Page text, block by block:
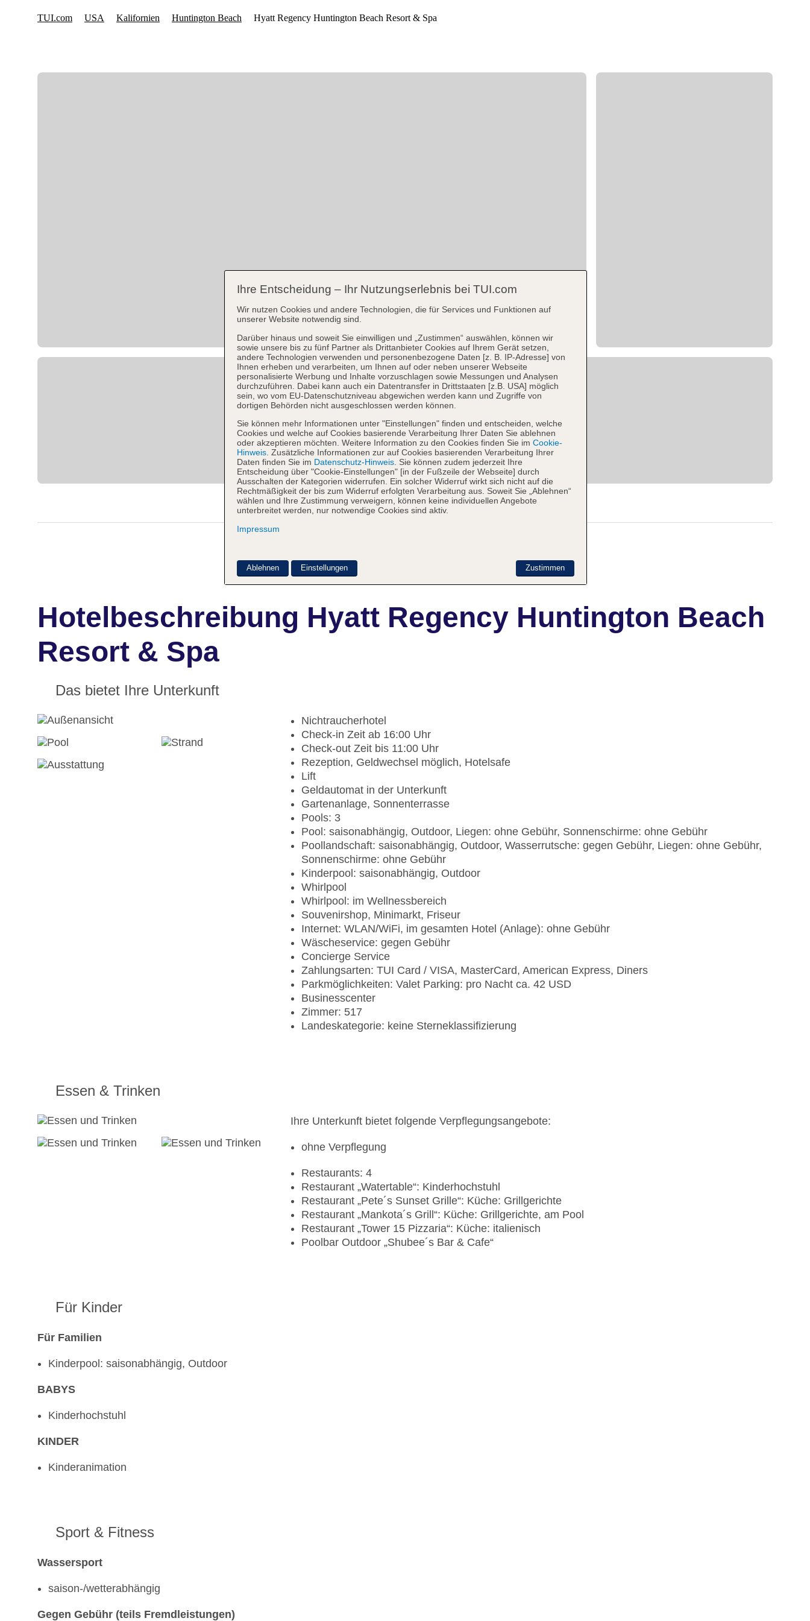
Hotelbeschreibung Hyatt Regency Huntington Beach
Resort & Spa
Das bietet Ihre Unterkunft
Nichtraucherhotel
Check-in Zeit ab 16:00 Uhr
Check-out Zeit bis 11:00 Uhr
Rezeption, Geldwechsel möglich, Hotelsafe
Lift
Geldautomat in der Unterkunft
Gartenanlage, Sonnenterrasse
Pools: 3
Pool: saisonabhängig, Outdoor, Liegen: ohne Gebühr, Sonnenschirme: ohne Gebühr
Poollandschaft: saisonabhängig, Outdoor, Wasserrutsche: gegen Gebühr, Liegen: ohne Gebühr,
Sonnenschirme: ohne Gebühr
Kinderpool: saisonabhängig, Outdoor
Whirlpool
Whirlpool: im Wellnessbereich
Souvenirshop, Minimarkt, Friseur
Internet: WLAN/WiFi, im gesamten Hotel (Anlage): ohne Gebühr
Wäscheservice: gegen Gebühr
Concierge Service
Zahlungsarten: TUI Card / VISA, MasterCard, American Express, Diners
Parkmöglichkeiten: Valet Parking: pro Nacht ca. 42 USD
Businesscenter
Zimmer: 517
Landeskategorie: keine Sterneklassifizierung
Essen & Trinken
Ihre Unterkunft bietet folgende Verpflegungsangebote:
ohne Verpflegung
Restaurants: 4
Restaurant „Watertable“: Kinderhochstuhl
Restaurant „Pete´s Sunset Grille“: Küche: Grillgerichte
Restaurant „Mankota´s Grill“: Küche: Grillgerichte, am Pool
Restaurant „Tower 15 Pizzaria“: Küche: italienisch
Poolbar Outdoor „Shubee´s Bar & Cafe“
Für Kinder
Für Familien
Kinderpool: saisonabhängig, Outdoor
BABYS
Kinderhochstuhl
KINDER
Kinderanimation
Sport & Fitness
Wassersport
saison-/wetterabhängig
Gegen Gebühr (teils Fremdleistungen)
Ihre Entscheidung – Ihr Nutzungserlebnis bei TUI.com
Wir nutzen Cookies und andere Technologien, die für Services und Funktionen auf
unserer Website notwendig sind.
Darüber hinaus und soweit Sie einwilligen und „Zustimmen“ auswählen, können wir
sowie unsere bis zu fünf Partner als Drittanbieter Cookies auf Ihrem Gerät setzen,
andere Technologien verwenden und personenbezogene Daten [z. B. IP-Adresse] von
Ihnen erheben und verarbeiten, um Ihnen auf oder neben unserer Webseite
personalisierte Werbung und Inhalte vorzuschlagen sowie Messungen und Analysen
durchzuführen. Dabei kann auch ein Datentransfer in Drittstaaten [z.B. USA] möglich
sein, wo vom EU-Datenschutzniveau abgewichen werden kann und Zugriffe von
dortigen Behörden nicht ausgeschlossen werden können.
Sie können mehr Informationen unter "Einstellungen" finden und entscheiden, welche
Cookies und welche auf Cookies basierende Verarbeitung Ihrer Daten Sie ablehnen
oder akzeptieren möchten. Weitere Information zu den Cookies finden Sie im Cookie-
Hinweis . Zusätzliche Informationen zur auf Cookies basierenden Verarbeitung Ihrer
Daten finden Sie im Datenschutz-Hinweis . Sie können zudem jederzeit Ihre
Entscheidung über "Cookie-Einstellungen" [in der Fußzeile der Webseite] durch
Ausschalten der Kategorien widerrufen. Ein solcher Widerruf wirkt sich nicht auf die
Rechtmäßigkeit der bis zum Widerruf erfolgten Verarbeitung aus. Soweit Sie „Ablehnen“
wählen und Ihre Zustimmung verweigern, können keine individuellen Angebote
unterbreitet werden, nur notwendige Cookies sind aktiv.
Impressum
Zustimmen
Ablehnen Einstellungen